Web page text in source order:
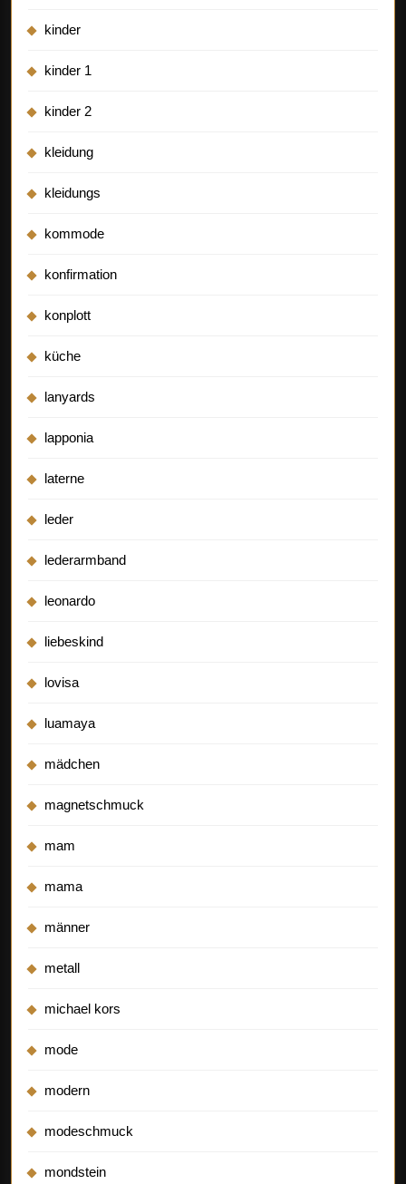
kinder
kinder 1
kinder 2
kleidung
kleidungs
kommode
konfirmation
konplott
küche
lanyards
lapponia
laterne
leder
lederarmband
leonardo
liebeskind
lovisa
luamaya
mädchen
magnetschmuck
mam
mama
männer
metall
michael kors
mode
modern
modeschmuck
mondstein